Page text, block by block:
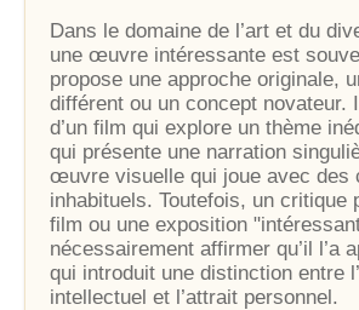
Dans le domaine de l’art et du
une œuvre intéressante est
propose une approche originale,
différent ou un concept novateur.
d’un film qui explore un thème
qui présente une narration
œuvre visuelle qui joue avec des
inhabituels. Toutefois, un critique
film ou une exposition
nécessairement affirmer qu’il l’a
qui introduit une distinction entre
intellectuel et l’attrait personnel.